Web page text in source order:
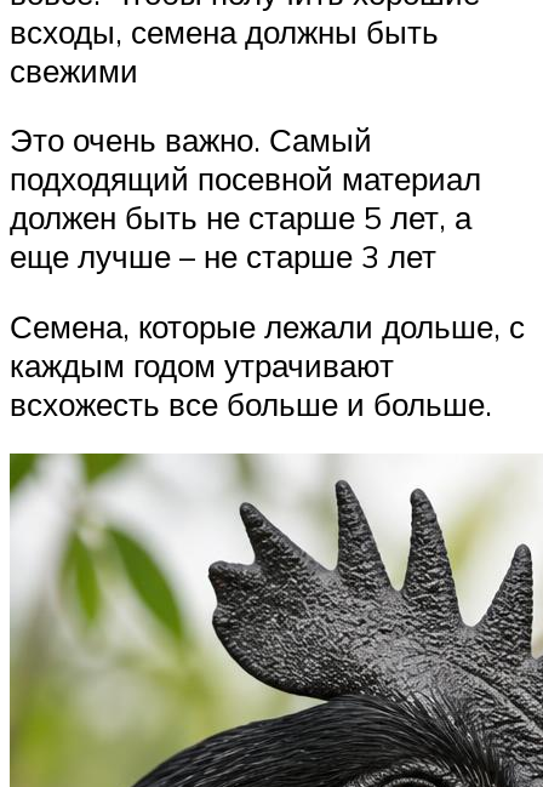
всходы, семена должны быть
свежими
Это очень важно. Самый
подходящий посевной материал
должен быть не старше 5 лет, а
еще лучше – не старше 3 лет
Семена, которые лежали дольше, с
каждым годом утрачивают
всхожесть все больше и больше.